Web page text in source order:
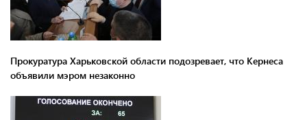
Прокуратура Харьковской области подозревает, что Кернеса
объявили мэром незаконно